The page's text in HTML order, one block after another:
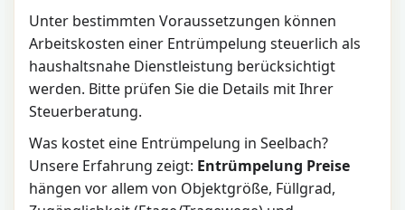
Unter bestimmten Voraussetzungen können
Arbeitskosten einer Entrümpelung steuerlich als
haushaltsnahe Dienstleistung berücksichtigt
werden. Bitte prüfen Sie die Details mit Ihrer
Steuerberatung.
Was kostet eine Entrümpelung in Seelbach?
Unsere Erfahrung zeigt: Entrümpelung Preise
hängen vor allem von Objektgröße, Füllgrad,